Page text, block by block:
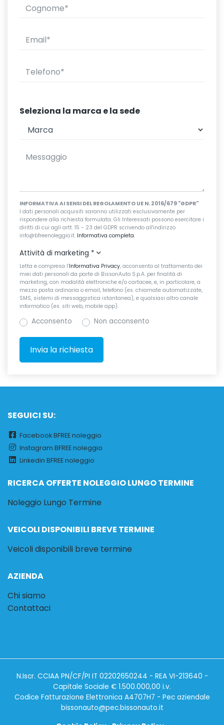
Seleziona la marca e la sede
INFORMATIVA AI SENSI DEL REGOLAMENTO UE N. 2016/679 "GDPR"
I dati personali acquisiti saranno utilizzati esclusivamente per
rispondere alla richiesta formulata. Gli Interessati possono esercitare i
diritti di cui agli artt. 15 - 23 del GDPR scrivendo all'indirizzo
info@bfreenoleggio.it. Informativa completa.
Attività di marketing *
Letta e compresa l’Informativa Privacy, acconsento al trattamento dei
miei dati personali da parte di BissonAuto S.p.A. per finalità di
marketing, con modalità elettroniche e/o cartacee, e, in particolare, a
mezzo posta ordinaria o email, telefono (es. chiamate automatizzate,
SMS, sistemi di messaggistica istantanea), e qualsiasi altro canale
informatico (es. siti web, mobile app).
Acconsento Non acconsento
SEGUICI SU:
Facebook BFREE noleggio
Instagram BFREE noleggio
Linkedin BFREE noleggio
RICERCA OFFERTE NOLEGGIO LUNGO TERMINE
Noleggio Lungo Termine
VEICOLI DISPONIBILI BREVE TERMINE
Veicoli disponibili breve termine
AZIENDA
Chi siamo
Contattaci
N.Iscr. CCIAA PN/CF/PI IT 02202650244 - REA VI-213640 -
Capitale Sociale € 1.500.000,00 i.v.
Codice Fatturazione Elettronica A4707H7 - Pec aziendale
bissonauto@pec.bissonauto.it